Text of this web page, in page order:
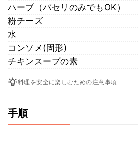
ハーブ（パセリのみでもOK）
粉チーズ
水
コンソメ(固形)
チキンスープの素
料理を安全に楽しむための注意事項
手順